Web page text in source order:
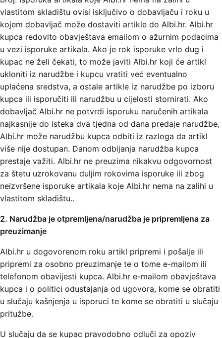
vlastitom skladištu ovisi isključivo o dobavljaču i roku u
kojem dobavljač može dostaviti artikle do Albi.hr. Albi.hr
kupca redovito obavještava emailom o ažurnim podacima
u vezi isporuke artikala. Ako je rok isporuke vrlo dug i
kupac ne želi čekati, to može javiti Albi.hr koji će artikl
ukloniti iz narudžbe i kupcu vratiti već eventualno
uplaćena sredstva, a ostale artikle iz narudžbe po izboru
kupca ili isporučiti ili narudžbu u cijelosti stornirati. Ako
dobavljač Albi.hr ne potvrdi isporuku naručenih artikala
najkasnije do isteka dva tjedna od dana predaje narudžbe,
Albi.hr može narudžbu kupca odbiti iz razloga da artikl
više nije dostupan. Danom odbijanja narudžba kupca
prestaje važiti. Albi.hr ne preuzima nikakvu odgovornost
za štetu uzrokovanu duljim rokovima isporuke ili zbog
neizvršene isporuke artikala koje Albi.hr nema na zalihi u
vlastitom skladištu..
2. Narudžba je otpremljena/narudžba je pripremljena za
preuzimanje
Albi.hr u dogovorenom roku artikl pripremi i pošalje ili
pripremi za osobno preuzimanje te o tome e-mailom ili
telefonom obavijesti kupca. Albi.hr e-mailom obavještava
kupca i o politici odustajanja od ugovora, kome se obratiti
u slučaju kašnjenja u isporuci te kome se obratiti u slučaju
pritužbe.
U slučaju da se kupac pravodobno odluči za opoziv